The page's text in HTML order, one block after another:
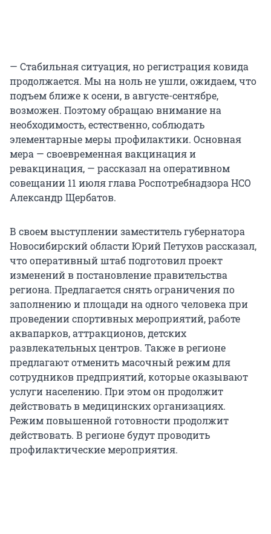
— Стабильная ситуация, но регистрация ковида
продолжается. Мы на ноль не ушли, ожидаем, что
подъем ближе к осени, в августе-сентябре,
возможен. Поэтому обращаю внимание на
необходимость, естественно, соблюдать
элементарные меры профилактики. Основная
мера — своевременная вакцинация и
ревакцинация, — рассказал на оперативном
совещании 11 июля глава Роспотребнадзора НСО
Александр Щербатов.
В своем выступлении заместитель губернатора
Новосибирский области Юрий Петухов рассказал,
что оперативный штаб подготовил проект
изменений в постановление правительства
региона. Предлагается снять ограничения по
заполнению и площади на одного человека при
проведении спортивных мероприятий, работе
аквапарков, аттракционов, детских
развлекательных центров. Также в регионе
предлагают отменить масочный режим для
сотрудников предприятий, которые оказывают
услуги населению. При этом он продолжит
действовать в медицинских организациях.
Режим повышенной готовности продолжит
действовать. В регионе будут проводить
профилактические мероприятия.